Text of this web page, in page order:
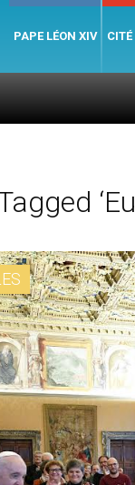
PAPE LÉON XIV